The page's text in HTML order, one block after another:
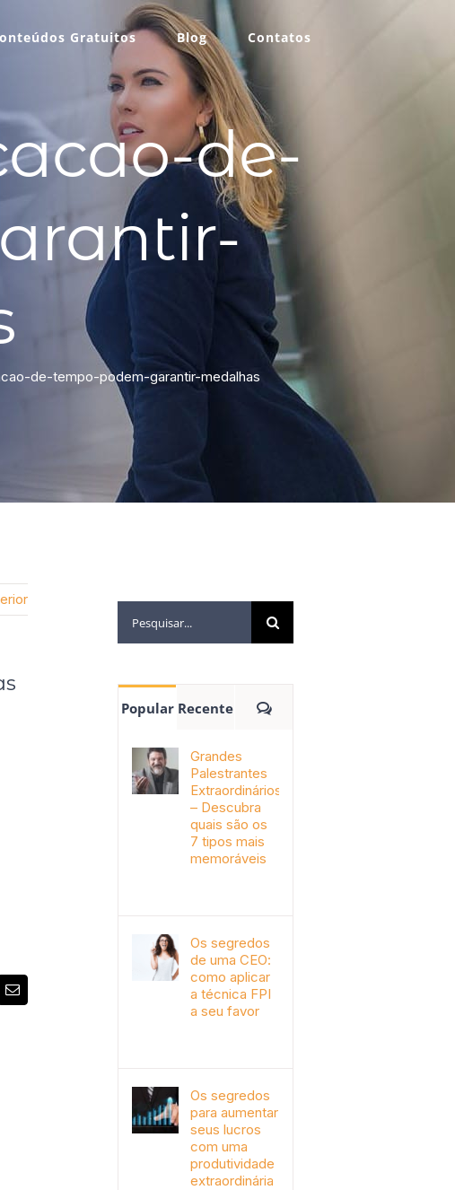
Gratuitos Blog Contatos
de-
de-tempo-podem-garantir-medalhas
Popular Recente
Grandes
Palestrantes
Extraordinários
– Descubra
quais são os
7 tipos mais
memoráveis
Os segredos
de uma CEO:
como aplicar
a técnica FPI
a seu favor
Os segredos
para aumentar
seus lucros
com uma
produtividade
extraordinária